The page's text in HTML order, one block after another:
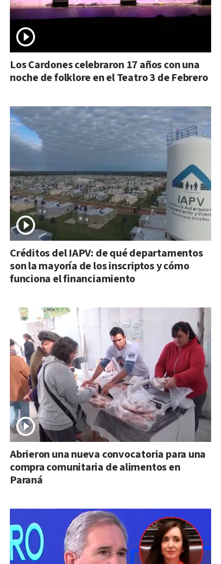
Los Cardones celebraron 17 años con una
noche de folklore en el Teatro 3 de Febrero
Créditos del IAPV: de qué departamentos
son la mayoría de los inscriptos y cómo
funciona el financiamiento
Abrieron una nueva convocatoria para una
compra comunitaria de alimentos en
Paraná